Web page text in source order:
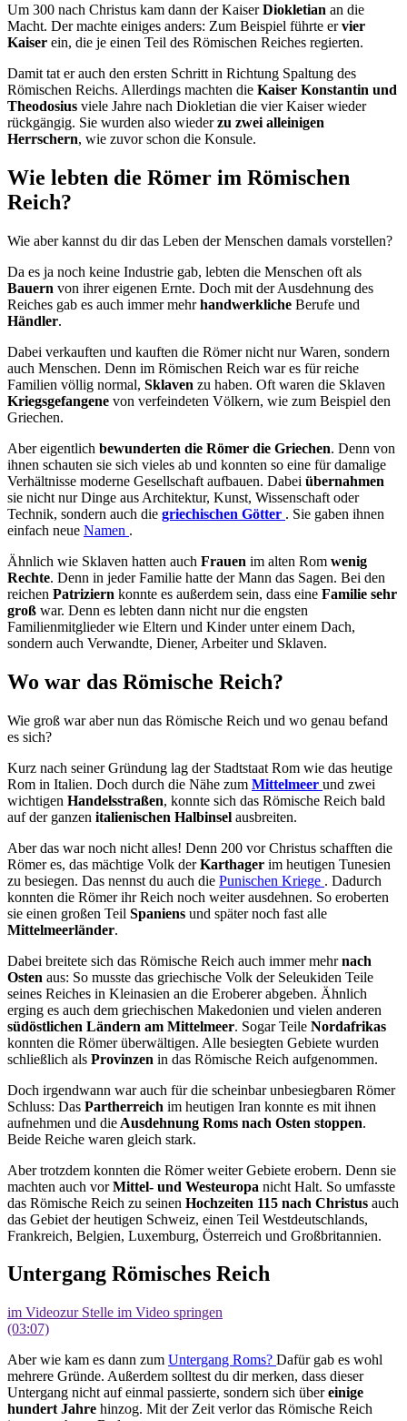
Um 300 nach Christus kam dann der KaiserDiokletian an die
Macht. Der machte einiges anders: Zum Beispiel führte ervier
Kaiser ein, die je einen Teil des Römischen Reiches regierten.
Damit tat er auch den ersten Schritt in Richtung Spaltung des
Römischen Reichs. Allerdings machten die Kaiser Konstantin und
Theodosius viele Jahre nach Diokletian die vier Kaiser wieder
rückgängig. Sie wurden also wiederzu zwei alleinigen
Herrschern, wie zuvor schon die Konsule.
Wie lebten die Römer im Römischen
Reich?
Wie aber kannst du dir das Leben der Menschen damals vorstellen?
Da es ja noch keine Industrie gab, lebten die Menschen oft als
Bauern von ihrer eigenen Ernte. Doch mit der Ausdehnung des
Reiches gab es auch immer mehrhandwerkliche Berufe und
Händler.
Dabei verkauften und kauften die Römer nicht nur Waren, sondern
auch Menschen. Denn im Römischen Reich war es für reiche
Familien völlig normal, Sklaven zu haben. Oft waren die Sklaven
Kriegsgefangene von verfeindeten Völkern, wie zum Beispiel den
Griechen.
Aber eigentlich bewunderten die Römer die Griechen. Denn von
ihnen schauten sie sich vieles ab und konnten so eine für damalige
Verhältnisse moderne Gesellschaft aufbauen. Dabei übernahmen
sie nicht nur Dinge aus Architektur, Kunst, Wissenschaft oder
Technik, sondern auch die griechischen Götter . Sie gaben ihnen
einfach neue Namen .
Ähnlich wie Sklaven hatten auch Frauen im alten Rom wenig
Rechte. Denn in jeder Familie hatte der Mann das Sagen. Bei den
reichen Patriziern konnte es außerdem sein, dass eine Familie sehr
groß war. Denn es lebten dann nicht nur die engsten
Familienmitglieder wie Eltern und Kinder unter einem Dach,
sondern auch Verwandte, Diener, Arbeiter und Sklaven.
Wo war das Römische Reich?
Wie groß war aber nun das Römische Reich und wo genau befand
es sich?
Kurz nach seiner Gründung lag der Stadtstaat Rom wie das heutige
Rom in Italien. Doch durch die Nähe zum Mittelmeer und zwei
wichtigen Handelsstraßen, konnte sich das Römische Reich bald
auf der ganzen italienischen Halbinsel ausbreiten.
Aber das war noch nicht alles! Denn 200 vor Christus schafften die
Römer es, das mächtige Volk derKarthager im heutigen Tunesien
zu besiegen. Das nennst du auch die Punischen Kriege . Dadurch
konnten die Römer ihr Reich noch weiter ausdehnen. So eroberten
sie einen großen Teil Spaniens und später noch fast alle
Mittelmeerländer.
Dabei breitete sich das Römische Reich auch immer mehrnach
Osten aus: So musste das griechische Volk der Seleukiden Teile
seines Reiches in Kleinasien an die Eroberer abgeben. Ähnlich
erging es auch dem griechischen Makedonien und vielen anderen
südöstlichen Ländern am Mittelmeer. Sogar Teile Nordafrikas
konnten die Römer überwältigen. Alle besiegten Gebiete wurden
schließlich als Provinzen in das Römische Reich aufgenommen.
Doch irgendwann war auch für die scheinbar unbesiegbaren Römer
Schluss: Das Partherreich im heutigen Iran konnte es mit ihnen
aufnehmen und die Ausdehnung Roms nach Osten stoppen.
Beide Reiche waren gleich stark.
Aber trotzdem konnten die Römer weiter Gebiete erobern. Denn sie
machten auch vorMittel- und Westeuropa nicht Halt. So umfasste
das Römische Reich zu seinen Hochzeiten 115 nach Christus auch
das Gebiet der heutigen Schweiz, einen Teil Westdeutschlands,
Frankreich, Belgien, Luxemburg, Österreich und Großbritannien.
Untergang Römisches Reich
im Videozur Stelle im Video springen
(03:07)
Aber wie kam es dann zum Untergang Roms? Dafür gab es wohl
mehrere Gründe. Außerdem solltest du dir merken, dass dieser
Untergang nicht auf einmal passierte, sondern sich übereinige
hundert Jahre hinzog. Mit der Zeit verlor das Römische Reich